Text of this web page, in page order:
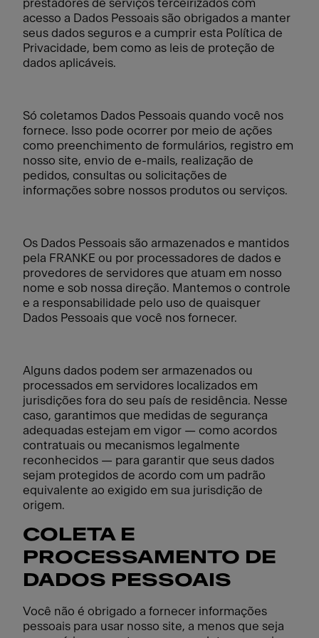
prestadores de serviços terceirizados com
acesso a Dados Pessoais são obrigados a manter
seus dados seguros e a cumprir esta Política de
Privacidade, bem como as leis de proteção de
dados aplicáveis.
Só coletamos Dados Pessoais quando você nos
fornece. Isso pode ocorrer por meio de ações
como preenchimento de formulários, registro em
nosso site, envio de e-mails, realização de
pedidos, consultas ou solicitações de
informações sobre nossos produtos ou serviços.
Os Dados Pessoais são armazenados e mantidos
pela FRANKE ou por processadores de dados e
provedores de servidores que atuam em nosso
nome e sob nossa direção. Mantemos o controle
e a responsabilidade pelo uso de quaisquer
Dados Pessoais que você nos fornecer.
Alguns dados podem ser armazenados ou
processados em servidores localizados em
jurisdições fora do seu país de residência. Nesse
caso, garantimos que medidas de segurança
adequadas estejam em vigor — como acordos
contratuais ou mecanismos legalmente
reconhecidos — para garantir que seus dados
sejam protegidos de acordo com um padrão
equivalente ao exigido em sua jurisdição de
origem.
COLETA E
PROCESSAMENTO DE
DADOS PESSOAIS
Você não é obrigado a fornecer informações
pessoais para usar nosso site, a menos que seja